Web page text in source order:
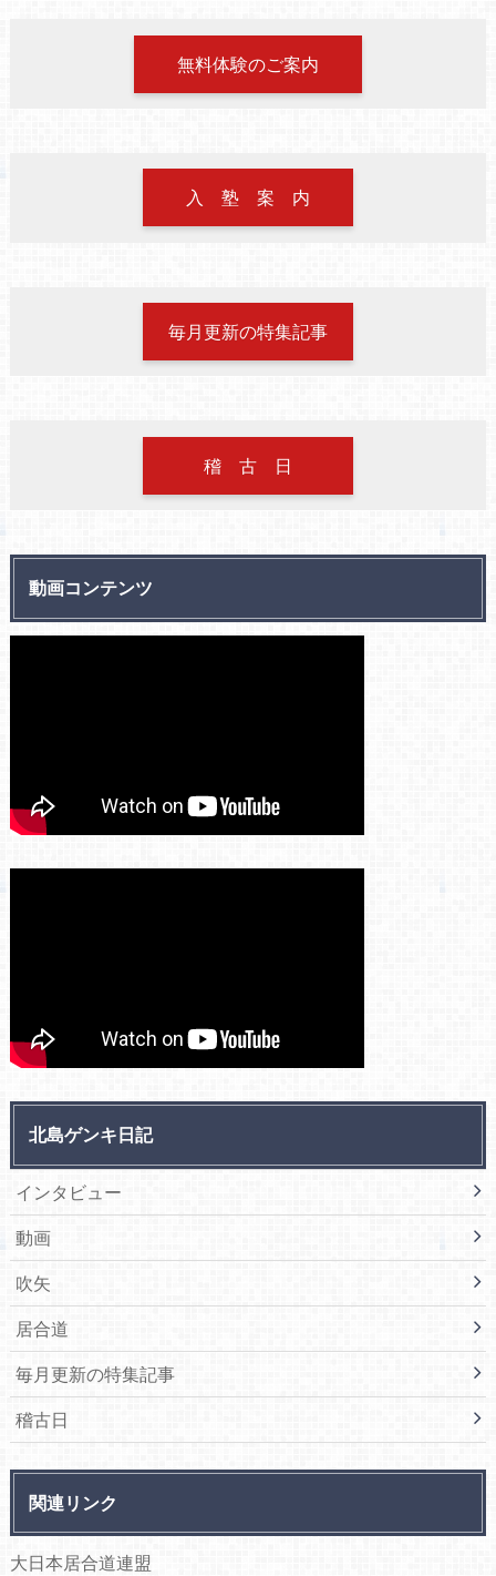
無料体験のご案内
入 塾 案 内
毎月更新の特集記事
稽 古 日
動画コンテンツ
北島ゲンキ日記
インタビュー
動画
吹矢
居合道
毎月更新の特集記事
稽古日
関連リンク
大日本居合道連盟